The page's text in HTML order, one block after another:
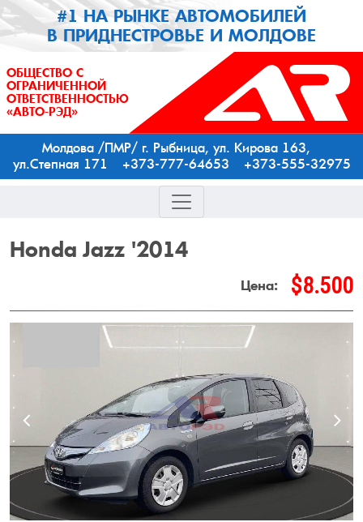
#1 НА РЫНКЕ АВТОМОБИЛЕЙ
В ПРИДНЕСТРОВЬЕ И МОЛДОВЕ
ОБЩЕСТВО С
ОГРАНИЧЕННОЙ
ОТВЕТСТВЕННОСТЬЮ
«АВТО-РЭД»
Молдова /ПМР/ г. Рыбница, ул. Кирова 163,
ул.Степная 171 +373-777-64653 +373-555-32975
HondaJazz '2014
Цена: $8.500